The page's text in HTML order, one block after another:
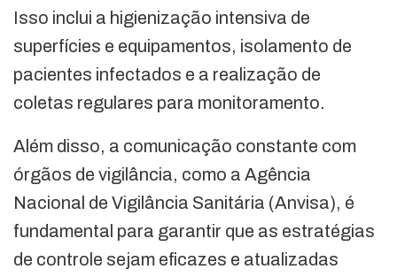
Isso inclui a higienização intensiva de
superfícies e equipamentos, isolamento de
pacientes infectados e a realização de
coletas regulares para monitoramento.
Além disso, a comunicação constante com
órgãos de vigilância, como a Agência
Nacional de Vigilância Sanitária (Anvisa), é
fundamental para garantir que as estratégias
de controle sejam eficazes e atualizadas